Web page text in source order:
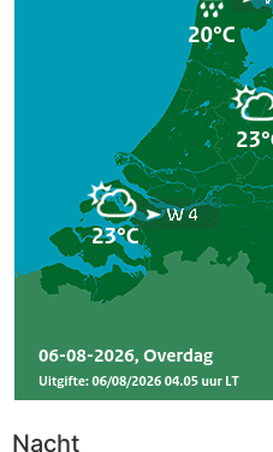
Nacht